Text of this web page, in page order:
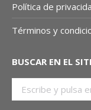
Política de
Términos y
BUSCAR EN EL